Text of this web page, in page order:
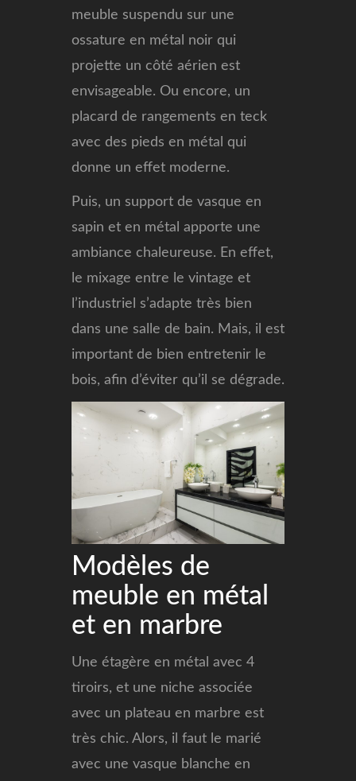
meuble suspendu sur une
ossature en métal noir qui
projette un côté aérien est
envisageable. Ou encore, un
placard de rangements en teck
avec des pieds en métal qui
donne un effet moderne.
Puis, un support de vasque en
sapin et en métal apporte une
ambiance chaleureuse. En effet,
le mixage entre le vintage et
l’industriel s’adapte très bien
dans une salle de bain. Mais, il est
important de bien entretenir le
bois, afin d’éviter qu’il se dégrade.
Modèles de
meuble en métal
et en marbre
Une étagère en métal avec 4
tiroirs, et une niche associée
avec un plateau en marbre est
très chic. Alors, il faut le marié
avec une vasque blanche en